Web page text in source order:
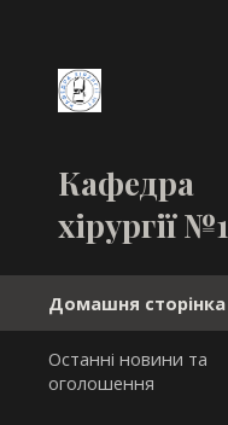
Кафедра
хірургії №1
Домашня сторінка
Останні новини та
оголошення